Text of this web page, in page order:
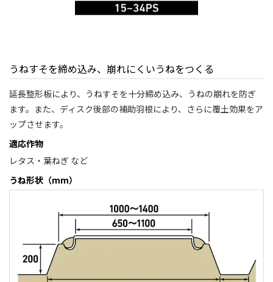
うねすそを締め込み、崩れにくいうねをつくる
延長整形板により、うねすそを十分締め込み、うねの崩れを防ぎ
ます。また、ディスク後部の補助羽根により、さらに覆土効果をア
ップさせます。
適応作物
レタス・葉ねぎ など
うね形状（mm）